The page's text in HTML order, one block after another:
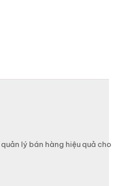
lý bán hàng hiệu quả cho